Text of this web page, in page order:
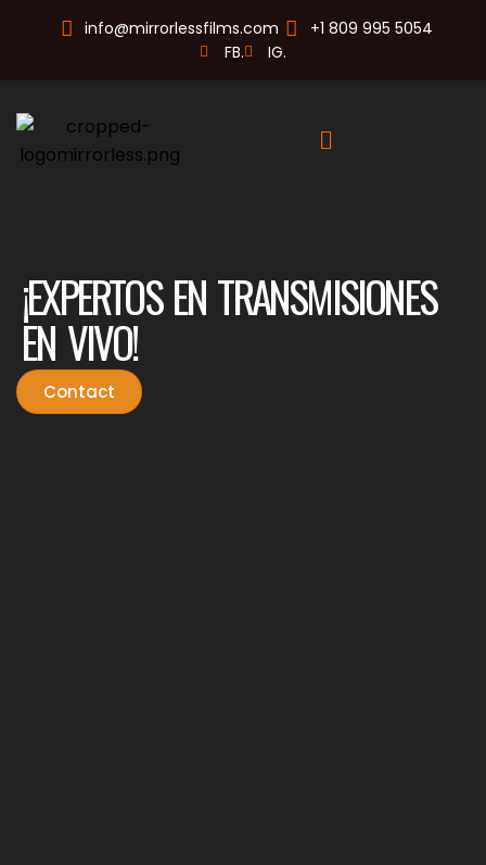
info@mirrorlessfilms.com
+1 809 995 5054
FB.
IG.
¡EXPERTOS EN TRANSMISIONES
EN VIVO!
Contact